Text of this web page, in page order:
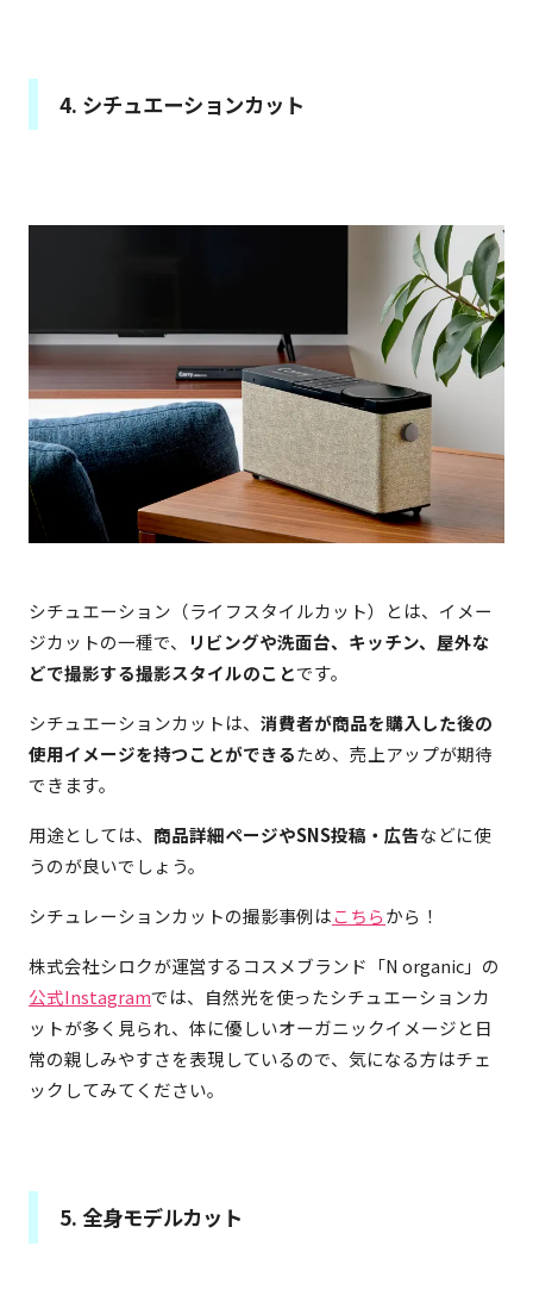
4. シチュエーションカット
シチュエーション（ライフスタイルカット）とは、イメー
ジカットの一種で、
リビングや洗面台、キッチン、屋外な
どで撮影する撮影スタイルのことです。
シチュエーションカットは、 消費者が商品を購入した後の
使用イメージを持つことができるため、売上アップが期待
できます。
用途としては、 商品詳細ページやSNS投稿・広告などに使
うのが良いでしょう。
シチュレーションカットの撮影事例はこちらから！
株式会社シロクが運営するコスメブランド「N organic」の
公式Instagramでは、自然光を使ったシチュエーションカ
ットが多く見られ、体に優しいオーガニックイメージと日
常の親しみやすさを表現しているので、気になる方はチェ
ックしてみてください。
5. 全身モデルカット